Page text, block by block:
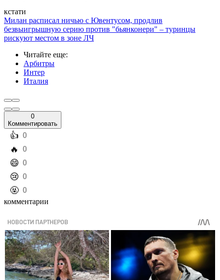
кстати
Милан расписал ничью с Ювентусом, продлив
безвыигрышную серию против "бьянконери" – туринцы
рискуют местом в зоне ЛЧ
Читайте еще:
Арбитры
Интер
Италия
0
Комментировать
️👍 0
️🔥 0
️😄 0
️😢 0
️🤬 0
комментарии